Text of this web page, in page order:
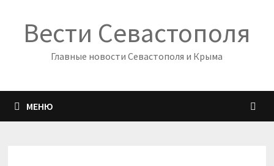
содержимому
Вести Севастополя
Главные новости Севастополя и Крыма
МЕНЮ